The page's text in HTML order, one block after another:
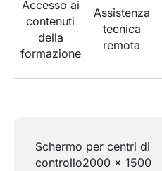
Accesso ai
contenuti
della
formazione
Assistenza
tecnica
remota
Schermo per centri di
controllo2000 x 1500